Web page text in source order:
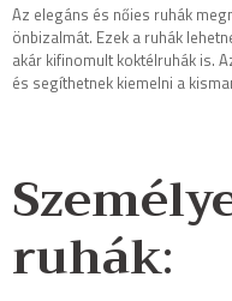
Az elegáns és nőies ruhák
önbizalmát. Ezek a ruhák
akár kifinomult koktélruhák is.
és segíthetnek kiemelni a
ruhák: